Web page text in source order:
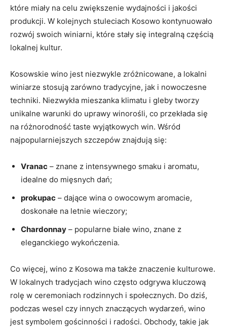
które miały na⁤ celu zwiększenie wydajności i‌ jakości
produkcji. W kolejnych stuleciach Kosowo kontynuowało⁣
rozwój swoich⁢ winiarni, ‌które stały ‌się integralną częścią
lokalnej ⁤kultur.
Kosowskie wino jest​ niezwykle zróżnicowane, a lokalni
winiarze stosują zarówno⁢ tradycyjne, jak i nowoczesne
techniki. Niezwykła mieszanka klimatu i gleby tworzy
‍unikalne warunki‌ do uprawy winorośli,‌ co⁢ przekłada​ się
na​ różnorodność ⁢taste wyjątkowych win. Wśród
najpopularniejszych szczepów znajdują się:
Vranac – znane z intensywnego⁢ smaku​ i aromatu,⁤
idealne do‍ mięsnych dań;
prokupac – dające wina o owocowym aromacie,
doskonałe na letnie ⁤wieczory;
Chardonnay –‌ popularne ​białe ⁢wino, znane z
eleganckiego wykończenia.
Co więcej, wino z‍ Kosowa ma także znaczenie ‍kulturowe.
W lokalnych tradycjach wino⁢ często‍ odgrywa kluczową
rolę w ceremoniach rodzinnych i​ społecznych. Do dziś,
podczas wesel czy innych znaczących⁢ wydarzeń, wino
jest symbolem ⁤gościnności i radości. Obchody, takie jak